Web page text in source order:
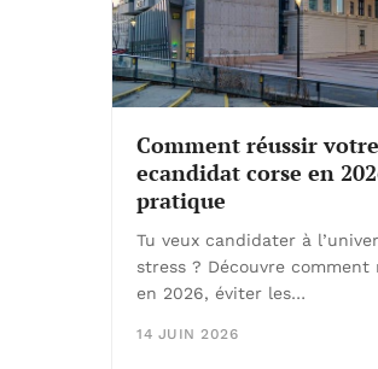
Comment réussir
ecandidat corse en
pratique
Tu veux candidater à
stress ? Découvre
en 2026, éviter les…
14 JUIN 2026